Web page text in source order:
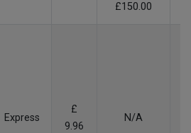
£150.00
Express
£
9.96
N/A